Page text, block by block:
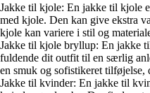
Jakke til kjole: En jakke til kjole
med kjole. Den kan give ekstra
kjole kan variere i stil og
Jakke til kjole bryllup: En jakke
fuldende dit outfit til en særlig
en smuk og sofistikeret tilføjelse,
Jakke til kvinder: En jakke til